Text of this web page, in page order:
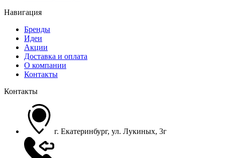
Навигация
Бренды
Идеи
Акции
Доставка и оплата
О компании
Контакты
Контакты
г. Екатеринбург, ул. Лукиных, 3г